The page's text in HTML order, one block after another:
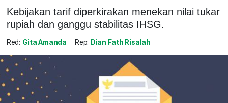
Kebijakan tarif diperkirakan menekan nilai tukar
rupiah dan ganggu stabilitas IHSG.
Red: Gita Amanda Rep: Dian Fath Risalah